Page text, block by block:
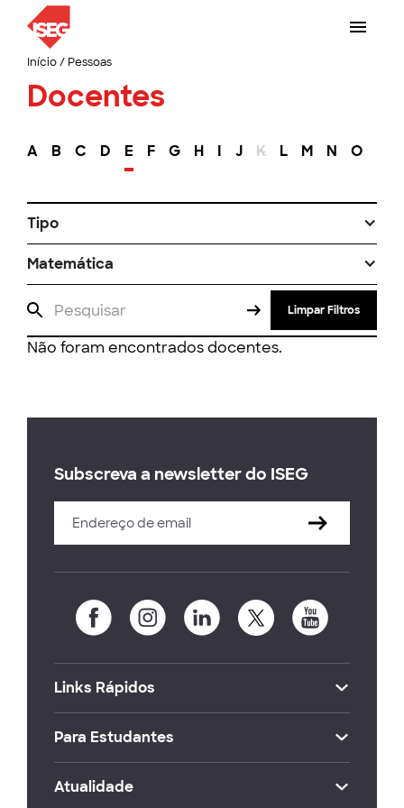
Início/ Pessoas
Docentes
A B C D E F G H I J K L M N O
Tipo
Matemática
Limpar Filtros
Não foram encontrados docentes.
Subscreva a newsletter do ISEG
Links Rápidos
Para Estudantes
Atualidade